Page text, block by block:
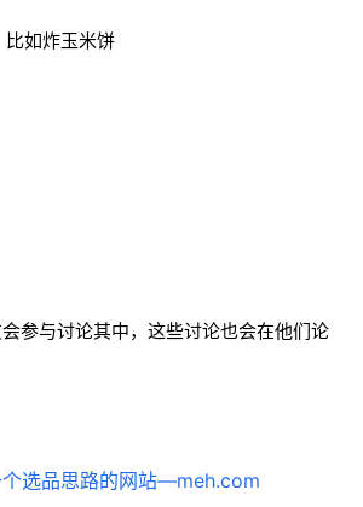
比如炸玉米饼
参与讨论其中，这些讨论也会在他们论